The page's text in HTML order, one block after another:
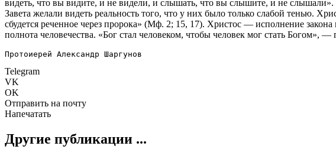
видеть, что вы видите, и не видели, и слышать, что вы слышите, и не
Завета желали видеть реальность того, что у них было только слабой тенью.
сбудется реченное через пророка» (Мф. 2; 15, 17). Христос — исполнение
полнота человечества. «Бог стал человеком, чтобы человек мог стать Богом», —
Протоиерей Александр Шаргунов
Telegram
VK
OK
Отправить на почту
Напечатать
Другие публикации ...